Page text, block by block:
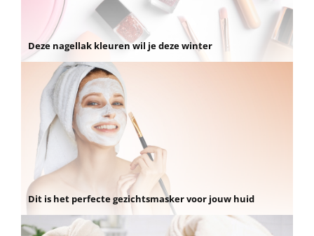
Deze nagellak kleuren wil je deze winter
Dit is het perfecte gezichtsmasker voor jouw huid